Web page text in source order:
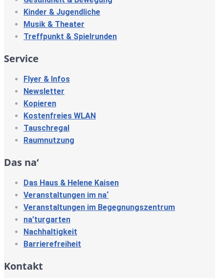
Kinder & Jugendliche
Musik & Theater
Treffpunkt & Spielrunden
Service
Flyer & Infos
Newsletter
Kopieren
Kostenfreies WLAN
Tauschregal
Raumnutzung
Das na‘
Das Haus & Helene Kaisen
Veranstaltungen im na‘
Veranstaltungen im Begegnungszentrum
na’turgarten
Nachhaltigkeit
Barrierefreiheit
Kontakt